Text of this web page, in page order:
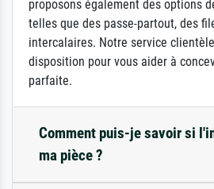
proposons également des options
telles que des passe-partout, des
intercalaires. Notre service
disposition pour vous aider à
parfaite.
Comment puis-je savoir si
ma pièce ?